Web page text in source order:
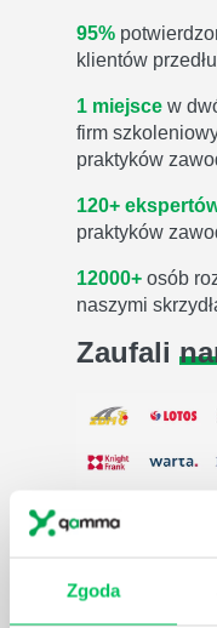
Zgoda
95%
klientów
1 miejsce w
firm
praktyków
120+
praktyków
12000+ osób
naszymi
Zaufali